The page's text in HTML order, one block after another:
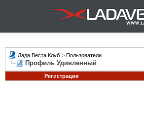
Лада Веста Клуб > Пользователи
Профиль Удивленный
Регистрация